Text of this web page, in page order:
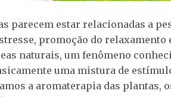
parecem estar relacionadas a
promoção do relaxamento
naturais, um fenômeno
uma mistura de
a aromaterapia das plantas,